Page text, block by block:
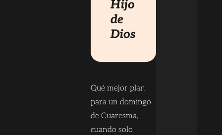
Hijo
de
Dios
Qué mejor plan
para un domingo
de Cuaresma,
cuando solo